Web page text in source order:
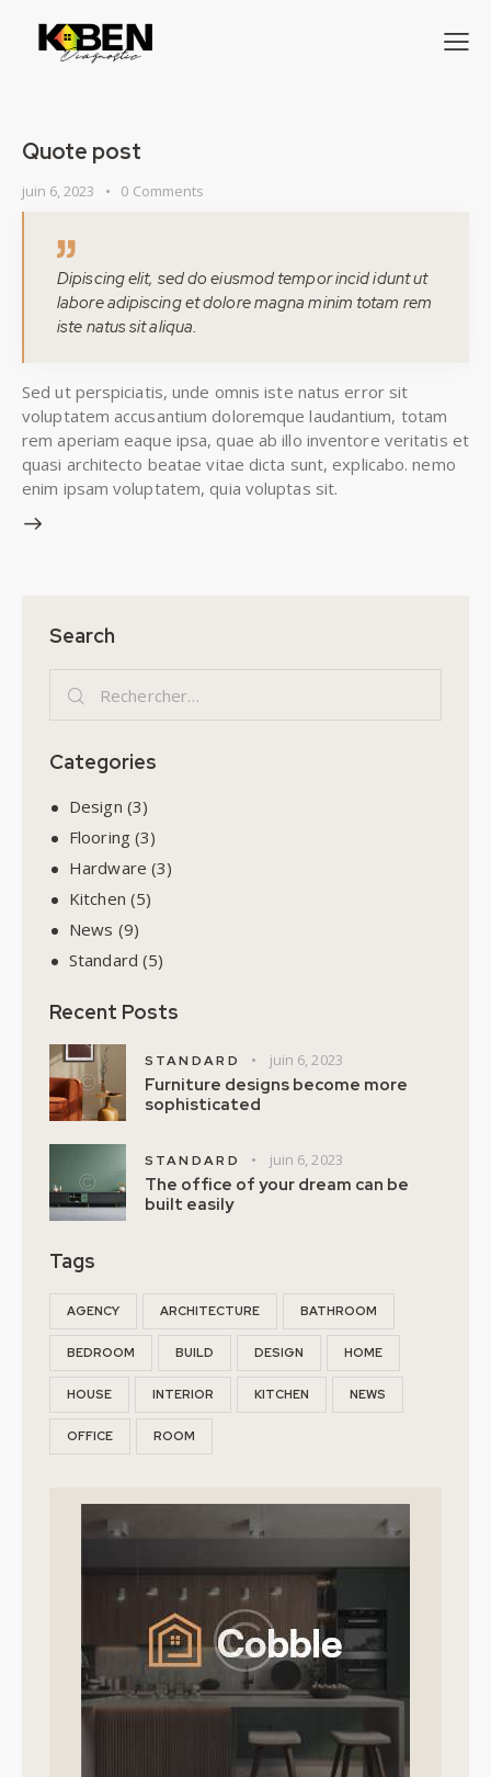
Quote post
juin 6, 2023 0 Comments
Dipiscing elit, sed do eiusmod tempor incid idunt ut
labore adipiscing et dolore magna minim totam rem
iste natus sit aliqua.
Sed ut perspiciatis, unde omnis iste natus error sit
voluptatem accusantium doloremque laudantium, totam
rem aperiam eaque ipsa, quae ab illo inventore veritatis et
quasi architecto beatae vitae dicta sunt, explicabo. nemo
enim ipsam voluptatem, quia voluptas sit.
Search
Categories
Design (3)
Flooring(3)
Hardware (3)
Kitchen (5)
News (9)
Standard (5)
Recent Posts
STANDARD juin 6, 2023
Furniture designs become more
sophisticated
STANDARD juin 6, 2023
The office of your dream can be
built easily
Tags
AGENCY ARCHITECTURE BATHROOM
BEDROOM BUILD DESIGN HOME
HOUSE INTERIOR KITCHEN NEWS
OFFICE ROOM